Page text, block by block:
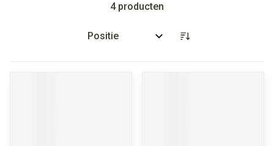
4producten
Sorteer op: